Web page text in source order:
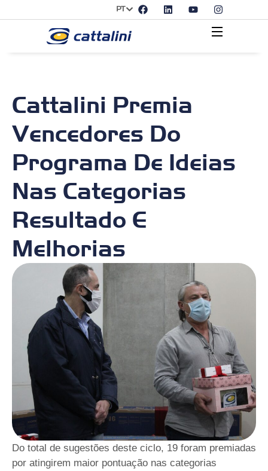
PT
Cattalini Premia
Vencedores Do
Programa De Ideias
Nas Categorias
Resultado E
Melhorias
Do total de sugestões deste ciclo, 19 foram premiadas
por atingirem maior pontuação nas categorias